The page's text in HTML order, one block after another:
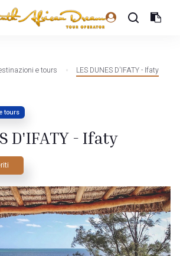
e tours LES DUNES D'IFATY - Ifaty
tours
D'IFATY - Ifaty